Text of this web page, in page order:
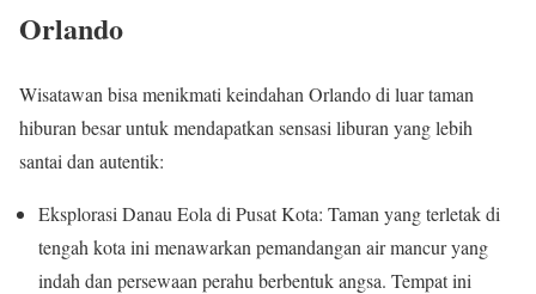
Orlando
Wisatawan bisa menikmati keindahan Orlando di luar taman
hiburan besar untuk mendapatkan sensasi liburan yang lebih
santai dan autentik:
Eksplorasi Danau Eola di Pusat Kota: Taman yang terletak di
tengah kota ini menawarkan pemandangan air mancur yang
indah dan persewaan perahu berbentuk angsa. Tempat ini